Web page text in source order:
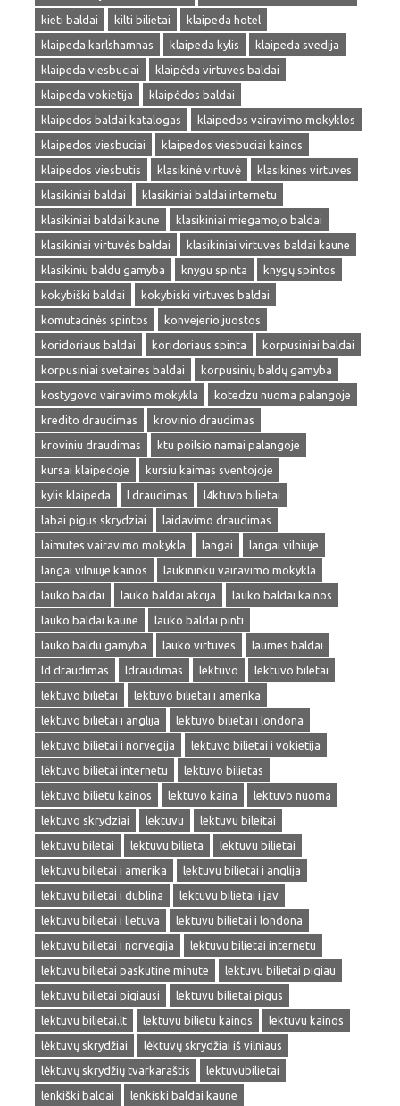
kieti baldai
kilti bilietai
klaipeda hotel
klaipeda karlshamnas
klaipeda kylis
klaipeda svedija
klaipeda viesbuciai
klaipėda virtuves baldai
klaipeda vokietija
klaipėdos baldai
klaipedos baldai katalogas
klaipedos vairavimo mokyklos
klaipedos viesbuciai
klaipedos viesbuciai kainos
klaipedos viesbutis
klasikinė virtuvė
klasikines virtuves
klasikiniai baldai
klasikiniai baldai internetu
klasikiniai baldai kaune
klasikiniai miegamojo baldai
klasikiniai virtuvės baldai
klasikiniai virtuves baldai kaune
klasikiniu baldu gamyba
knygu spinta
knygų spintos
kokybiški baldai
kokybiski virtuves baldai
komutacinės spintos
konvejerio juostos
koridoriaus baldai
koridoriaus spinta
korpusiniai baldai
korpusiniai svetaines baldai
korpusinių baldų gamyba
kostygovo vairavimo mokykla
kotedzu nuoma palangoje
kredito draudimas
krovinio draudimas
kroviniu draudimas
ktu poilsio namai palangoje
kursai klaipedoje
kursiu kaimas sventojoje
kylis klaipeda
l draudimas
l4ktuvo bilietai
labai pigus skrydziai
laidavimo draudimas
laimutes vairavimo mokykla
langai
langai vilniuje
langai vilniuje kainos
laukininku vairavimo mokykla
lauko baldai
lauko baldai akcija
lauko baldai kainos
lauko baldai kaune
lauko baldai pinti
lauko baldu gamyba
lauko virtuves
laumes baldai
ld draudimas
ldraudimas lektuvo
lektuvo biletai
lektuvo bilietai
lektuvo bilietai i amerika
lektuvo bilietai i anglija
lektuvo bilietai i londona
lektuvo bilietai i norvegija
lektuvo bilietai i vokietija
lėktuvo bilietai internetu
lektuvo bilietas
lėktuvo bilietu kainos
lektuvo kaina
lektuvo nuoma
lektuvo skrydziai
lektuvu
lektuvu bileitai
lektuvu biletai
lektuvu bilieta
lektuvu bilietai
lektuvu bilietai i amerika
lektuvu bilietai i anglija
lektuvu bilietai i dublina
lektuvu bilietai i jav
lektuvu bilietai i lietuva
lektuvu bilietai i londona
lektuvu bilietai i norvegija
lektuvu bilietai internetu
lektuvu bilietai paskutine minute
lektuvu bilietai pigiau
lektuvu bilietai pigiausi
lektuvu bilietai pigus
lektuvu bilietai.lt
lektuvu bilietu kainos
lektuvu kainos
lėktuvų skrydžiai
lėktuvų skrydžiai iš vilniaus
lėktuvų skrydžių tvarkaraštis
lektuvubilietai
lenkiški baldai
lenkiski baldai kaune